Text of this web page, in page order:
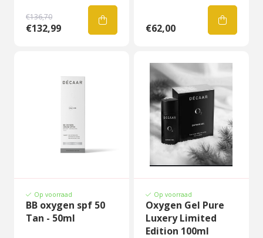
€136,70
€132,99 €62,00
Op voorraad
BB oxygen spf 50
Tan - 50ml
Op voorraad
Oxygen Gel Pure
Luxery Limited
Edition 100ml